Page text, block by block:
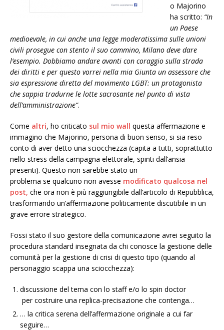
o Majorino
ha scritto: “In
un Paese
medioevale, in cui anche una legge moderatissima sulle unioni
civili prosegue con stento il suo cammino, Milano deve dare
l’esempio. Dobbiamo andare avanti con coraggio sulla strada
dei diritti e per questo vorrei nella mia Giunta un assessore che
sia espressione diretta del movimento LGBT: un protagonista
che sappia tradurne le lotte sacrosante nel punto di vista
dell’amministrazione”.
Come altri, ho criticato sul mio wall questa affermazione e
immagino che Majorino, persona di buon senso, si sia reso
conto di aver detto una sciocchezza (capita a tutti, soprattutto
nello stress della campagna elettorale, spinti dall’ansia
presenti). Questo non sarebbe stato un
problema se qualcuno non avesse modificato qualcosa nel
post, che ora non è più raggiungibile dall’articolo di Repubblica,
trasformando un’affermazione politicamente discutibile in un
grave errore strategico.
Fossi stato il suo gestore della comunicazione avrei seguito la
procedura standard insegnata da chi conosce la gestione delle
comunità per la gestione di crisi di questo tipo (quando al
personaggio scappa una sciocchezza):
discussione del tema con lo staff e/o lo spin doctor
per costruire una replica-precisazione che contenga…
… la critica serena dell’affermazione originale a cui far
seguire…